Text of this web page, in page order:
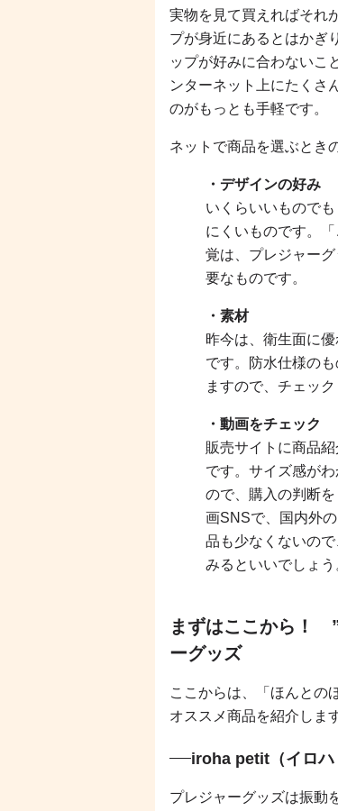
実物を見て買えればそれ
プが身近にあるとはかぎ
ップが好みに合わないこ
ンターネット上にたくさ
のがもっとも手軽です。
ネットで商品を選ぶとき
・デザインの好み
いくらいいもので
にくいものです。
覚は、プレジャー
要なものです。
・素材
昨今は、衛生面に
です。防水仕様の
ますので、チェッ
・動画をチェック
販売サイトに商品
です。サイズ感が
ので、購入の判断
画SNSで、国内外
品も少なくないの
みるといいでしょう
まずはここから！
ーグッズ
ここからは、「ほんとの
オススメ商品を紹介しま
iroha petit（イロハ
プレジャーグッズは振動